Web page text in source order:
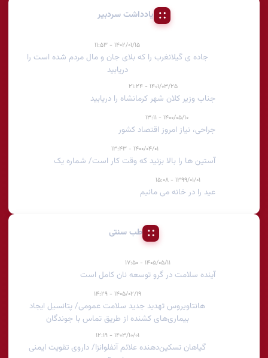
یادداشت سردبیر
۱۴۰۲/۰۱/۱۵ - ۱۱:۵۳
جاده ی گیلانغرب را که بلای جان و مال مردم شده است را
دریابید
۱۴۰۱/۰۳/۲۵ - ۲۱:۲۴
جناب وزیر کلان شهر کرمانشاه را دریابید
۱۴۰۰/۰۵/۱۰ - ۱۳:۱۱
جراحی، نیاز امروز اقتصاد کشور
۱۴۰۰/۰۴/۰۱ - ۱۳:۴۳
آستین ها را بالا بزنید که وقت کار است/ شماره یک
۱۳۹۹/۰۱/۰۱ - ۱۵:۰۸
عید را در خانه می مانیم
طب سنتی
۱۴۰۵/۰۵/۱۱ - ۱۷:۵۰
آینده سلامت در گرو توسعه نان کامل است
۱۴۰۵/۰۲/۱۹ - ۱۴:۲۹
هانتاویروس تهدید جدید سلامت عمومی/ پتانسیل ایجاد
بیماری‌های کشنده از طریق تماس با جوندگان
۱۴۰۳/۱۰/۰۱ - ۱۲:۱۹
گیاهان تسکین‌دهنده علائم آنفلوانزا/ داروی تقویت ایمنی